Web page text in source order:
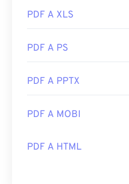
PDF A XLS
PDF A PS
PDF A PPTX
PDF A MOBI
PDF A HTML